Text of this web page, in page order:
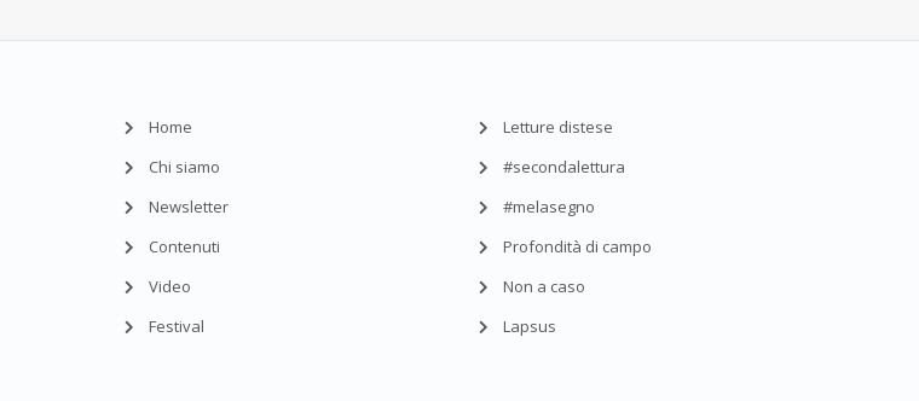
Home
Chi siamo
Newsletter
Contenuti
Video
Festival
Letture distese
#secondalettura
#melasegno
Profondità di campo
Non a caso
Lapsus